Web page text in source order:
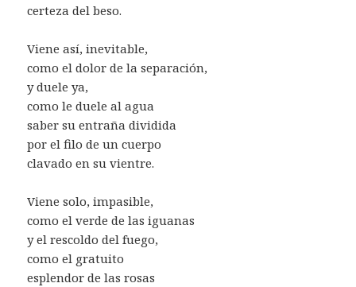
certeza del beso.
Viene así, inevitable,
como el dolor de la separación,
y duele ya,
como le duele al agua
saber su entraña dividida
por el filo de un cuerpo
clavado en su vientre.
Viene solo, impasible,
como el verde de las iguanas
y el rescoldo del fuego,
como el gratuito
esplendor de las rosas